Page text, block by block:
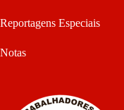
Reportagens Especiais
Notas